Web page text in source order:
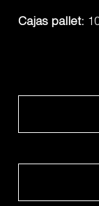
Cajas pallet: